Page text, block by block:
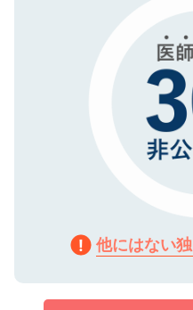
他にはない